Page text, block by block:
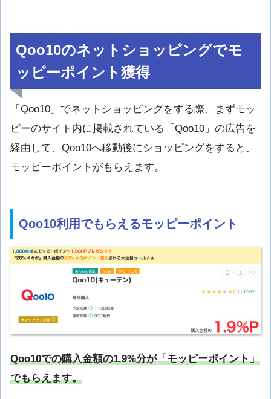
Qoo10のネットショッピングでモ
ッピーポイント獲得
「Qoo10」でネットショッピングをする際、まずモッ
ピーのサイト内に掲載されている「Qoo10」の広告を
経由して、Qoo10へ移動後にショッピングをすると、
モッピーポイントがもらえます。
Qoo10利用でもらえるモッピーポイント
Qoo10での購入金額の1.9%分が「モッピーポイント」
でもらえます。